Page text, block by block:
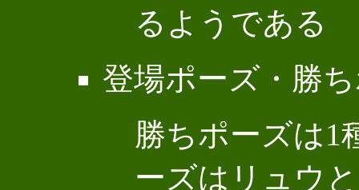
るようである
登場ポーズ・勝
勝ちポーズは1
ーズはリュウ